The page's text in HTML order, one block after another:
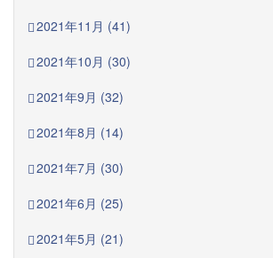
2021年11月 (41)
2021年10月 (30)
2021年9月 (32)
2021年8月 (14)
2021年7月 (30)
2021年6月 (25)
2021年5月 (21)